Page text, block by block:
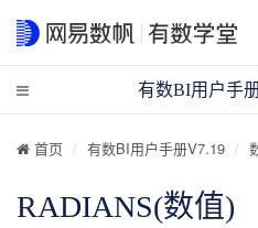
首页 有数BI用户手册V7.19
RADIANS(数值)
有数BI用户手